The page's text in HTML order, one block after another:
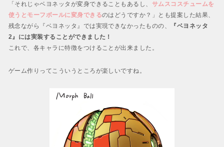
「それじゃベヨネッタが変身できることもあるし、 サムスコスチュームを
使うとモーフボールに変身できるのはどうですか？」とも提案した結果、
残念ながら『ベヨネッタ』では実現できなかったものの、
『ベヨネッタ
2』には実装することができました！
これで、各キャラに特徴をつけることが出来ました。
ゲーム作りってこういうところが楽しいですね。